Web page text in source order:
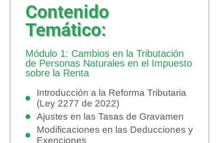
Contenido
Temático:
Módulo 1: Cambios en la Tributación
de Personas Naturales en el Impuesto
sobre la Renta
Introducción a la Reforma Tributaria
(Ley 2277 de 2022)
Ajustes en las Tasas de Gravamen
Modificaciones en las Deducciones y
Exenciones